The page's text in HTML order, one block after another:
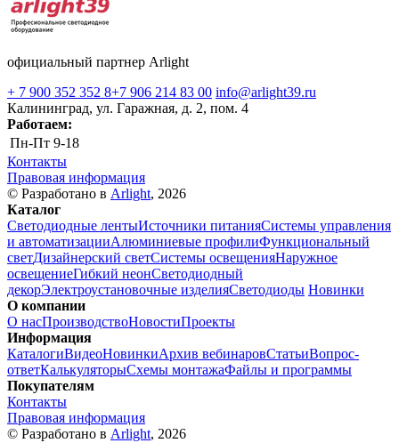
официальный партнер Arlight
+ 7 900 352 352 8+7 906 214 83 00 info@arlight39.ru
Калининград, ул. Гаражная, д. 2, пом. 4
Работаем:
Пн-Пт 9-18
Контакты
Правовая информация
© Разработано в Arlight, 2026
Каталог
Светодиодные лентыИсточники питанияСистемы управления
и автоматизацииАлюминиевые профилиФункциональный
светДизайнерский светСистемы освещенияНаружное
освещениеГибкий неонСветодиодный
декорЭлектроустановочные изделияСветодиоды Новинки
О компании
О насПроизводствоНовостиПроекты
Информация
КаталогиВидеоНовинкиАрхив вебинаровСтатьиВопрос-
ответКалькуляторыСхемы монтажаФайлы и программы
Покупателям
Контакты
Правовая информация
© Разработано в Arlight, 2026